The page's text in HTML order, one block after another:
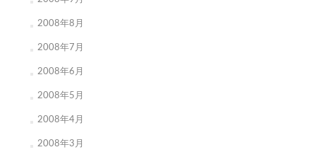
2008年8月
2008年7月
2008年6月
2008年5月
2008年4月
2008年3月